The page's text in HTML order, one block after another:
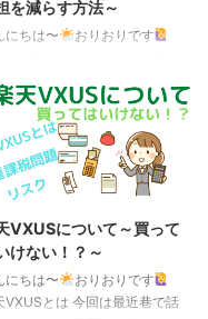
き下げられました。 これに
、それまで最安を競ってきた
を減らす方法～
にちは〜
おりおりです
療、介護などを始めとした社
障関係費が膨らむ中、財源の
は（労働人口の減少で）厳し
る一方です。 現役世代の
金や社会保険料などの）負担
されるように50％近くに達
勢いですが、これも近い将
限界が来るでしょう。 [国の
] 歳出～社会保障関係費～ |
VXUSについて～買って
けない！？～
にちは〜
おりおりです
VXUSとは 今回は最近巷で話